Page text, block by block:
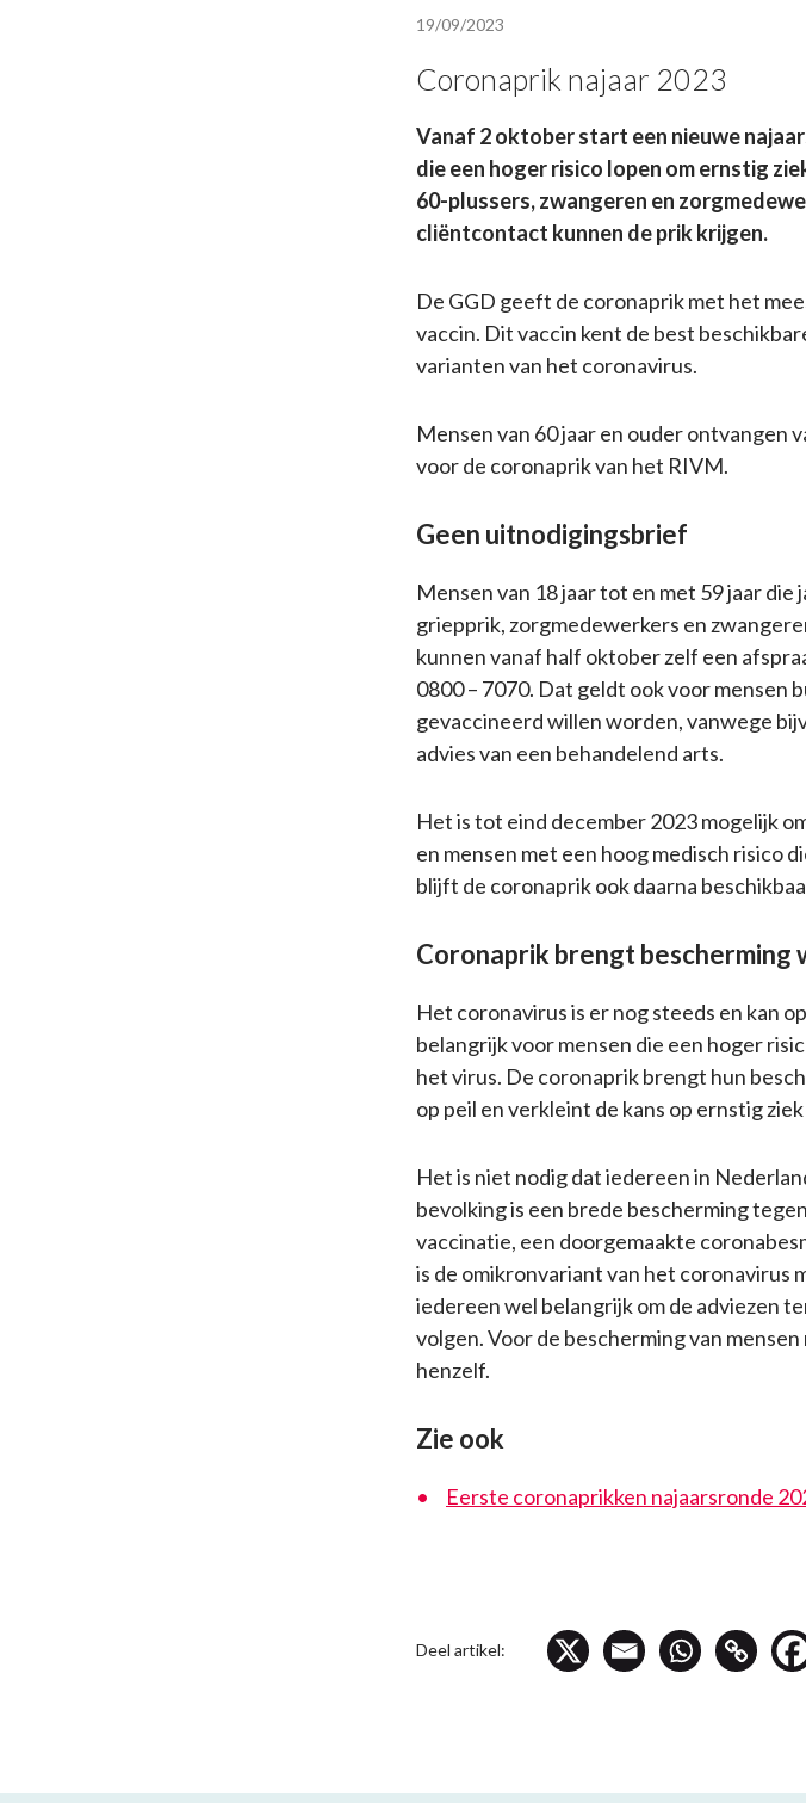
19/09/2023
Coronaprik najaar 2023
Vanaf 2 oktober start een nieuwe
die een hoger risico lopen om ernstig
60-plussers, zwangeren en
cliëntcontact kunnen de prik krijgen.
De GGD geeft de coronaprik met het
vaccin. Dit vaccin kent de best
varianten van het coronavirus.
Mensen van 60 jaar en ouder ontvangen
voor de coronaprik van het RIVM.
Geen uitnodigingsbrief
Mensen van 18 jaar tot en met 59 jaar
griepprik, zorgmedewerkers en
kunnen vanaf half oktober zelf een
0800 – 7070. Dat geldt ook voor mensen
gevaccineerd willen worden, vanwege
advies van een behandelend arts.
Het is tot eind december 2023 mogelijk
en mensen met een hoog medisch risico
blijft de coronaprik ook daarna
Coronaprik brengt bescherming
Het coronavirus is er nog steeds en kan
belangrijk voor mensen die een hoger
het virus. De coronaprik brengt hun
op peil en verkleint de kans op ernstig
Het is niet nodig dat iedereen in
bevolking is een brede bescherming
vaccinatie, een doorgemaakte
is de omikronvariant van het coronavirus
iedereen wel belangrijk om de adviezen
volgen. Voor de bescherming van
henzelf.
Zie ook
Eerste coronaprikken najaarsronde
Deel artikel: